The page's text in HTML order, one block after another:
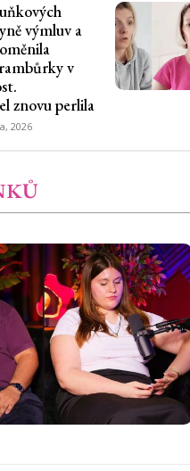
výmluv a
v
znovu perlila
2026